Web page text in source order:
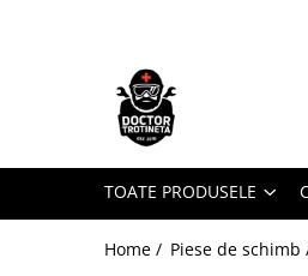
Toate Produsele
Piese de schimb
https://www.doctortrotineta.ro/
Acceleratie
TOATE PRODUSELE
Home / Piese de schimb